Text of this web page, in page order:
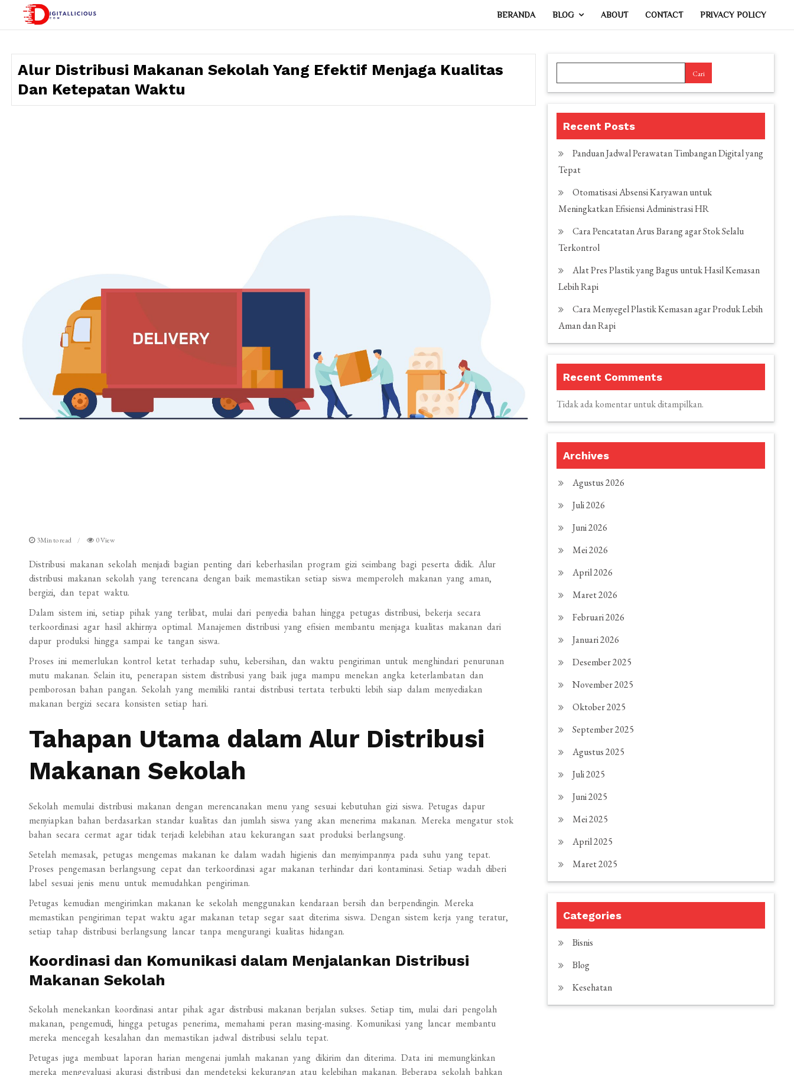
digitallicious.com
BERANDA BLOG ABOUT CONTACT PRIVACY POLICY
Alur Distribusi Makanan Sekolah Yang Efektif Menjaga Kualitas
Dan Ketepatan Waktu
3Min to read 0 View
Distribusi makanan sekolah menjadi bagian penting dari keberhasilan program gizi seimbang bagi peserta didik. Alur
distribusi makanan sekolah yang terencana dengan baik memastikan setiap siswa memperoleh makanan yang aman,
bergizi, dan tepat waktu.
Dalam sistem ini, setiap pihak yang terlibat, mulai dari penyedia bahan hingga petugas distribusi, bekerja secara
terkoordinasi agar hasil akhirnya optimal. Manajemen distribusi yang efisien membantu menjaga kualitas makanan dari
dapur produksi hingga sampai ke tangan siswa.
Proses ini memerlukan kontrol ketat terhadap suhu, kebersihan, dan waktu pengiriman untuk menghindari penurunan
mutu makanan. Selain itu, penerapan sistem distribusi yang baik juga mampu menekan angka keterlambatan dan
pemborosan bahan pangan. Sekolah yang memiliki rantai distribusi tertata terbukti lebih siap dalam menyediakan
makanan bergizi secara konsisten setiap hari.
Tahapan Utama dalam Alur Distribusi
Makanan Sekolah
Sekolah memulai distribusi makanan dengan merencanakan menu yang sesuai kebutuhan gizi siswa. Petugas dapur
menyiapkan bahan berdasarkan standar kualitas dan jumlah siswa yang akan menerima makanan. Mereka mengatur stok
bahan secara cermat agar tidak terjadi kelebihan atau kekurangan saat produksi berlangsung.
Setelah memasak, petugas mengemas makanan ke dalam wadah higienis dan menyimpannya pada suhu yang tepat.
Proses pengemasan berlangsung cepat dan terkoordinasi agar makanan terhindar dari kontaminasi. Setiap wadah diberi
label sesuai jenis menu untuk memudahkan pengiriman.
Petugas kemudian mengirimkan makanan ke sekolah menggunakan kendaraan bersih dan berpendingin. Mereka
memastikan pengiriman tepat waktu agar makanan tetap segar saat diterima siswa. Dengan sistem kerja yang teratur,
setiap tahap distribusi berlangsung lancar tanpa mengurangi kualitas hidangan.
Koordinasi dan Komunikasi dalam Menjalankan Distribusi
Makanan Sekolah
Sekolah menekankan koordinasi antar pihak agar distribusi makanan berjalan sukses. Setiap tim, mulai dari pengolah
makanan, pengemudi, hingga petugas penerima, memahami peran masing-masing. Komunikasi yang lancar membantu
mereka mencegah kesalahan dan memastikan jadwal distribusi selalu tepat.
Petugas juga membuat laporan harian mengenai jumlah makanan yang dikirim dan diterima. Data ini memungkinkan
mereka mengevaluasi akurasi distribusi dan mendeteksi kekurangan atau kelebihan makanan. Beberapa sekolah bahkan
Cari
Recent Posts
Panduan Jadwal Perawatan Timbangan Digital yang
Tepat
Otomatisasi Absensi Karyawan untuk
Meningkatkan Efisiensi Administrasi HR
Cara Pencatatan Arus Barang agar Stok Selalu
Terkontrol
Alat Pres Plastik yang Bagus untuk Hasil Kemasan
Lebih Rapi
Cara Menyegel Plastik Kemasan agar Produk Lebih
Aman dan Rapi
Recent Comments
Tidak ada komentar untuk ditampilkan.
Archives
Agustus 2026
Juli 2026
Juni 2026
Mei 2026
April 2026
Maret 2026
Februari 2026
Januari 2026
Desember 2025
November 2025
Oktober 2025
September 2025
Agustus 2025
Juli 2025
Juni 2025
Mei 2025
April 2025
Maret 2025
Categories
Bisnis
Blog
Kesehatan